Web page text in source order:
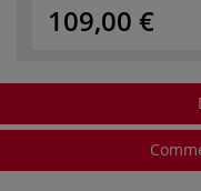
109,00 €